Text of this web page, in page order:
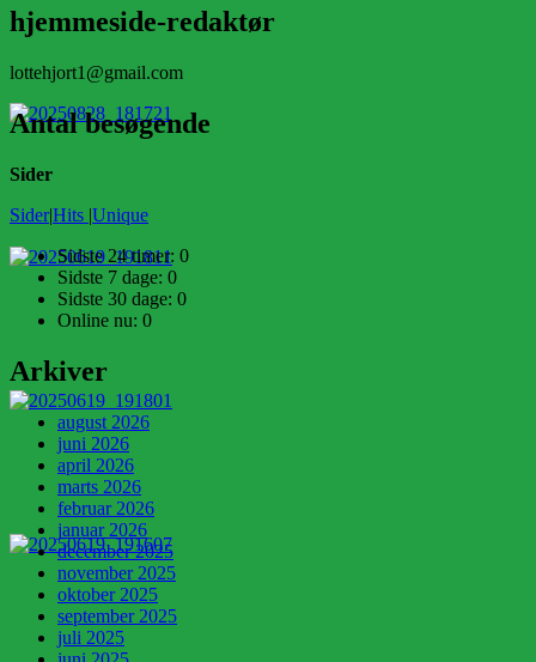
hjemmeside-redaktør
lottehjort1@gmail.com
Antal besøgende
Sider
Sider|Hits |Unique
Sidste 24 timer: 0
Sidste 7 dage: 0
Sidste 30 dage: 0
Online nu: 0
Arkiver
august 2026
juni 2026
april 2026
marts 2026
februar 2026
januar 2026
december 2025
november 2025
oktober 2025
september 2025
juli 2025